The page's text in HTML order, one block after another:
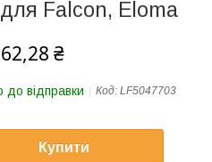
Falcon, Eloma
₴
до відправки Код: LF5047703
Купити